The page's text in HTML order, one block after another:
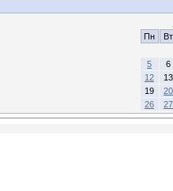
Пн
Вт
5
6
12
13
19
20
26
27